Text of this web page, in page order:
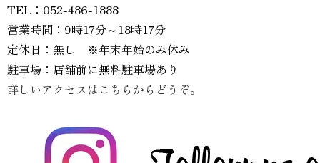
TEL：052-486-1888
営業時間：9時17分～18時17分
定休日：無し ※年末年始のみ休み
駐車場：店舗前に無料駐車場あり
詳しいアクセスはこちらからどうぞ。